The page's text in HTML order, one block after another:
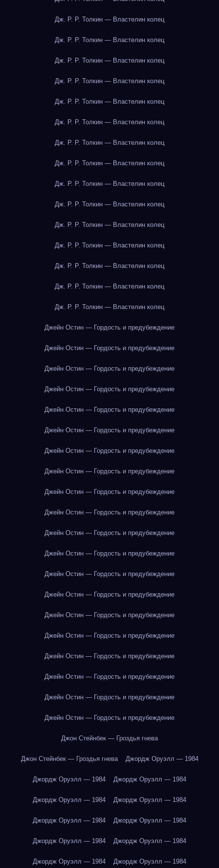
Дж. Р. Р. Толкин — Властелин колец
Дж. Р. Р. Толкин — Властелин колец
Дж. Р. Р. Толкин — Властелин колец
Дж. Р. Р. Толкин — Властелин колец
Дж. Р. Р. Толкин — Властелин колец
Дж. Р. Р. Толкин — Властелин колец
Дж. Р. Р. Толкин — Властелин колец
Дж. Р. Р. Толкин — Властелин колец
Дж. Р. Р. Толкин — Властелин колец
Дж. Р. Р. Толкин — Властелин колец
Дж. Р. Р. Толкин — Властелин колец
Дж. Р. Р. Толкин — Властелин колец
Дж. Р. Р. Толкин — Властелин колец
Дж. Р. Р. Толкин — Властелин колец
Дж. Р. Р. Толкин — Властелин колец
Джейн Остин — Гордость и предубеждение
Джейн Остин — Гордость и предубеждение
Джейн Остин — Гордость и предубеждение
Джейн Остин — Гордость и предубеждение
Джейн Остин — Гордость и предубеждение
Джейн Остин — Гордость и предубеждение
Джейн Остин — Гордость и предубеждение
Джейн Остин — Гордость и предубеждение
Джейн Остин — Гордость и предубеждение
Джейн Остин — Гордость и предубеждение
Джейн Остин — Гордость и предубеждение
Джейн Остин — Гордость и предубеждение
Джейн Остин — Гордость и предубеждение
Джейн Остин — Гордость и предубеждение
Джейн Остин — Гордость и предубеждение
Джейн Остин — Гордость и предубеждение
Джейн Остин — Гордость и предубеждение
Джейн Остин — Гордость и предубеждение
Джейн Остин — Гордость и предубеждение
Джейн Остин — Гордость и предубеждение
Джон Стейнбек — Гроздья гнева
Джон Стейнбек — Гроздья гнева Джордж Оруэлл — 1984
Джордж Оруэлл — 1984 Джордж Оруэлл — 1984
Джордж Оруэлл — 1984 Джордж Оруэлл — 1984
Джордж Оруэлл — 1984 Джордж Оруэлл — 1984
Джордж Оруэлл — 1984 Джордж Оруэлл — 1984
Джордж Оруэлл — 1984 Джордж Оруэлл — 1984